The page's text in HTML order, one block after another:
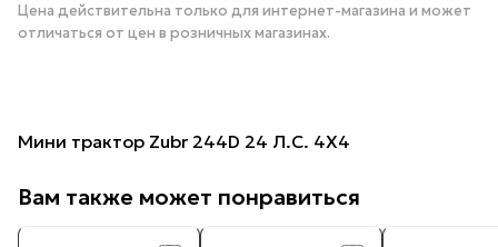
Цена действительна только для интернет-магазина и может
отличаться от цен в розничных магазинах.
Мини трактор Zubr 244D 24 Л.С. 4Х4
Вам также может понравиться